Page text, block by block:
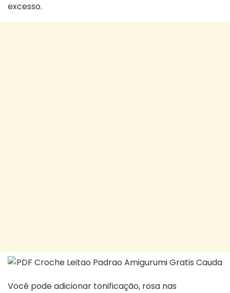
excesso.
Você pode adicionar tonificação, rosa nas